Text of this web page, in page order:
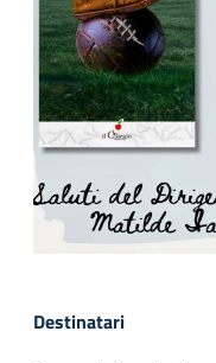
Destinatari